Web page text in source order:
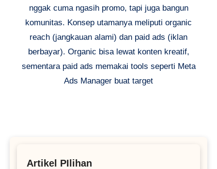
nggak cuma ngasih promo, tapi juga bangun
komunitas. Konsep utamanya meliputi organic
reach (jangkauan alami) dan paid ads (iklan
berbayar). Organic bisa lewat konten kreatif,
sementara paid ads memakai tools seperti Meta
Ads Manager buat target
Artikel PIlihan